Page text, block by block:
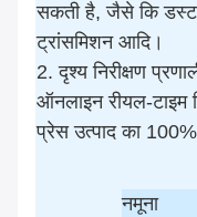
सकती है, जैसे कि डस्ट
ट्रांसमिशन आदि।
2. दृश्य निरीक्षण
ऑनलाइन रीयल-टाइम
प्रेस उत्पाद का
नमूना